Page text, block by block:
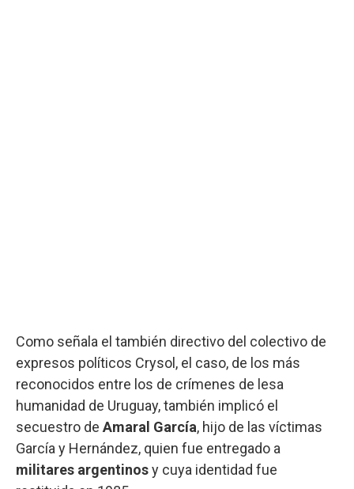
Como señala el también directivo del colectivo de
expresos políticos Crysol, el caso, de los más
reconocidos entre los de crímenes de lesa
humanidad de Uruguay, también implicó el
secuestro de Amaral García, hijo de las víctimas
García y Hernández, quien fue entregado a
militares argentinosy cuya identidad fue